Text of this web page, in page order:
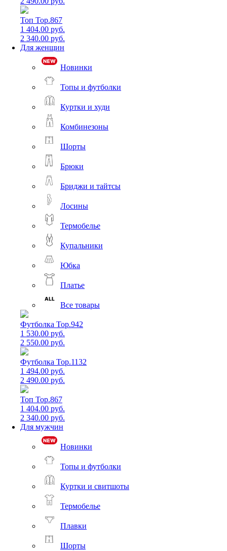
Топ Top.867
1 404.00 руб.
2 340.00 руб.
Для женщин
Новинки
Топы и футболки
Куртки и худи
Комбинезоны
Шорты
Брюки
Бриджи и тайтсы
Лосины
Термобелье
Купальники
Юбка
Платье
Все товары
Футболка Top.942
1 530.00 руб.
2 550.00 руб.
Футболка Top.1132
1 494.00 руб.
2 490.00 руб.
Топ Top.867
1 404.00 руб.
2 340.00 руб.
Для мужчин
Новинки
Топы и футболки
Куртки и свитшоты
Термобелье
Плавки
Шорты